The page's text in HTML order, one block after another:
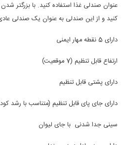
عنوان صندلی غذا استفاده کنید. با بزرگتر
کنید و از این صندلی به عنوان یک صندلی
دارای 5 نقطه مهار ایمنی
ارتفاع قابل تنظیم (7 موقعیت)
دارای پشتی قابل تنظیم
دارای جای پای قابل تنظیم (متناسب با رشد
سینی جدا شدنی با جای لیوان